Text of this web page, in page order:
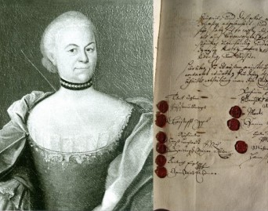
Zum
Inhalt
springen